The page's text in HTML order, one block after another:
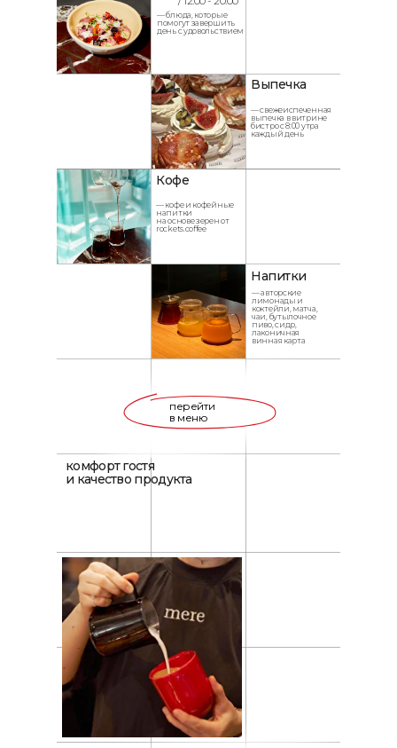
— блюда, которые
помогут завершить
день с удовольствием
— авторские
лимонады и
коктейли, матча,
чаи, бутылочное
пиво, сидр,
лаконичная
винная карта
Напитки
— кофе и кофейные
напитки
на основе зерен от
rockets.coffee
Кофе
— свежеиспеченная
выпечка в витрине
бистро с 8:00 утра
каждый день
Выпечка
перейти
в меню
перейти
в меню
комфорт гостя
и качество продукта